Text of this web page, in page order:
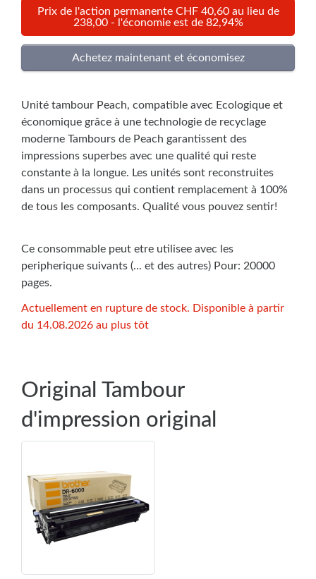
Prix de l'action permanente CHF 40,60 au lieu de
238,00 - l'économie est de 82,94%
Unité tambour Peach, compatible avec Ecologique et
économique grâce à une technologie de recyclage
moderne Tambours de Peach garantissent des
impressions superbes avec une qualité qui reste
constante à la longue. Les unités sont reconstruites
dans un processus qui contient remplacement à 100%
de tous les composants. Qualité vous pouvez sentir!
Ce consommable peut etre utilisee avec les
peripherique suivants (... et des autres) Pour: 20000
pages.
Actuellement en rupture de stock. Disponible à partir
du 14.08.2026 au plus tôt
Original Tambour
d'impression original